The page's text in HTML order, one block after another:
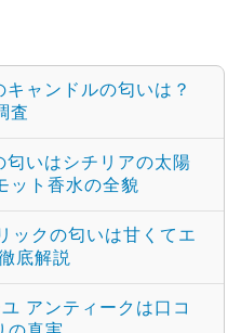
ャンドルの匂いは？
査
いはシチリアの太陽
ット香水の全貌
ックの匂いは甘くてエ
底解説
アンティークは口コ